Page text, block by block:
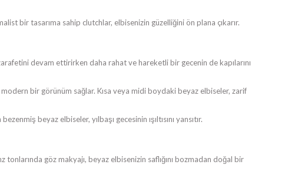
bir tasarıma sahip clutchlar, elbisenizin güzelliğini ön plana çıkarır.
devam ettirirken daha rahat ve hareketli bir gecenin de kapılarını
bir görünüm sağlar. Kısa veya midi boydaki beyaz elbiseler, zarif
beyaz elbiseler, yılbaşı gecesinin ışıltısını yansıtır.
göz makyajı, beyaz elbisenizin saflığını bozmadan doğal bir